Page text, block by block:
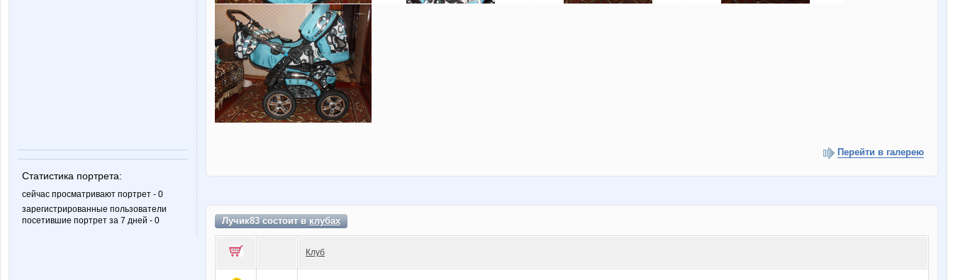
Статистика портрета:
сейчас просматривают портрет - 0
зарегистрированные пользователи
посетившие портрет за 7 дней - 0
Перейти в галерею
Лучик83 состоит вклубах
Клуб